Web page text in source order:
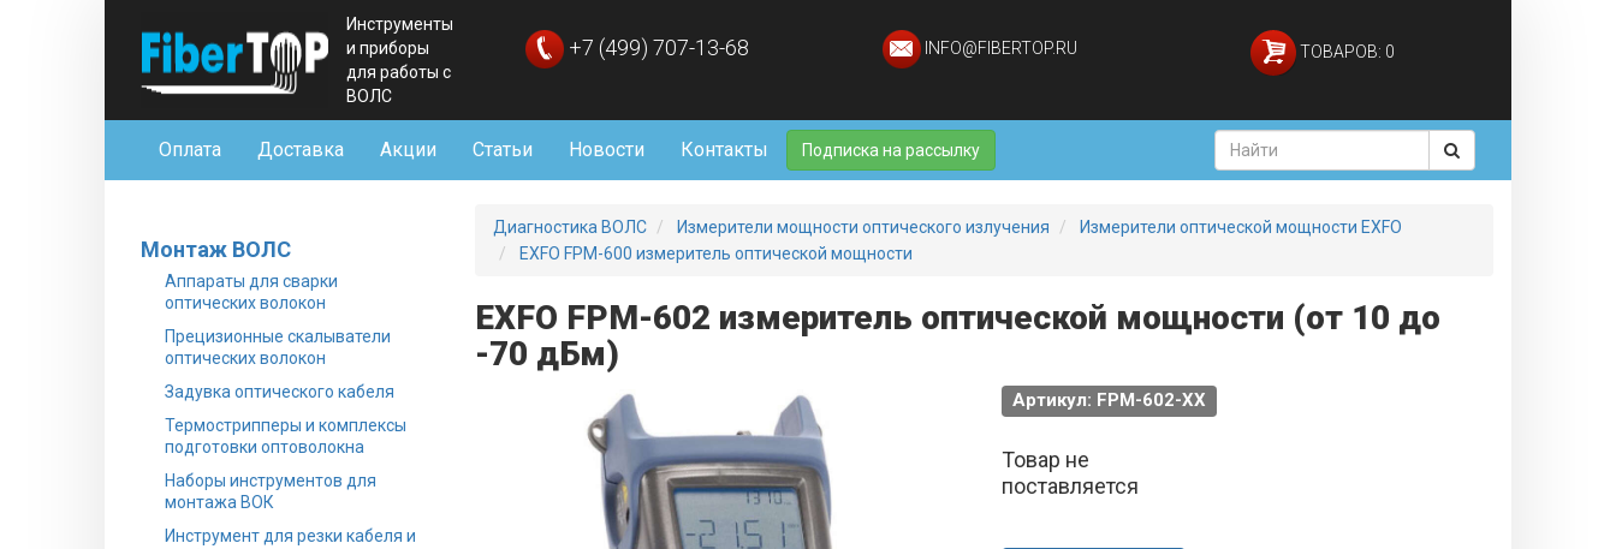
Инструменты
и приборы
для работы с
ВОЛС
+7 (499) 707-13-68 INFO@FIBERTOP.RU ТОВАРОВ: 0
Оплата Доставка Акции Статьи Новости Контакты Подписка на рассылку
Монтаж ВОЛС
Аппараты для сварки
оптических волокон
Прецизионные скалыватели
оптических волокон
Задувка оптического кабеля
Термострипперы и комплексы
подготовки оптоволокна
Наборы инструментов для
монтажа ВОК
Инструмент для резки кабеля и
Диагностика ВОЛС Измерители мощности оптического излучения
Измерители оптической мощности EXFO
EXFO FPM-600 измеритель оптической мощности
EXFO FPM-602 измеритель оптической мощности (от 10 до
-70 дБм)
Артикул: FPM-602-XX
Товар не
поставляется